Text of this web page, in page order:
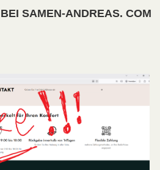
SAMEN-ANDREAS. COM